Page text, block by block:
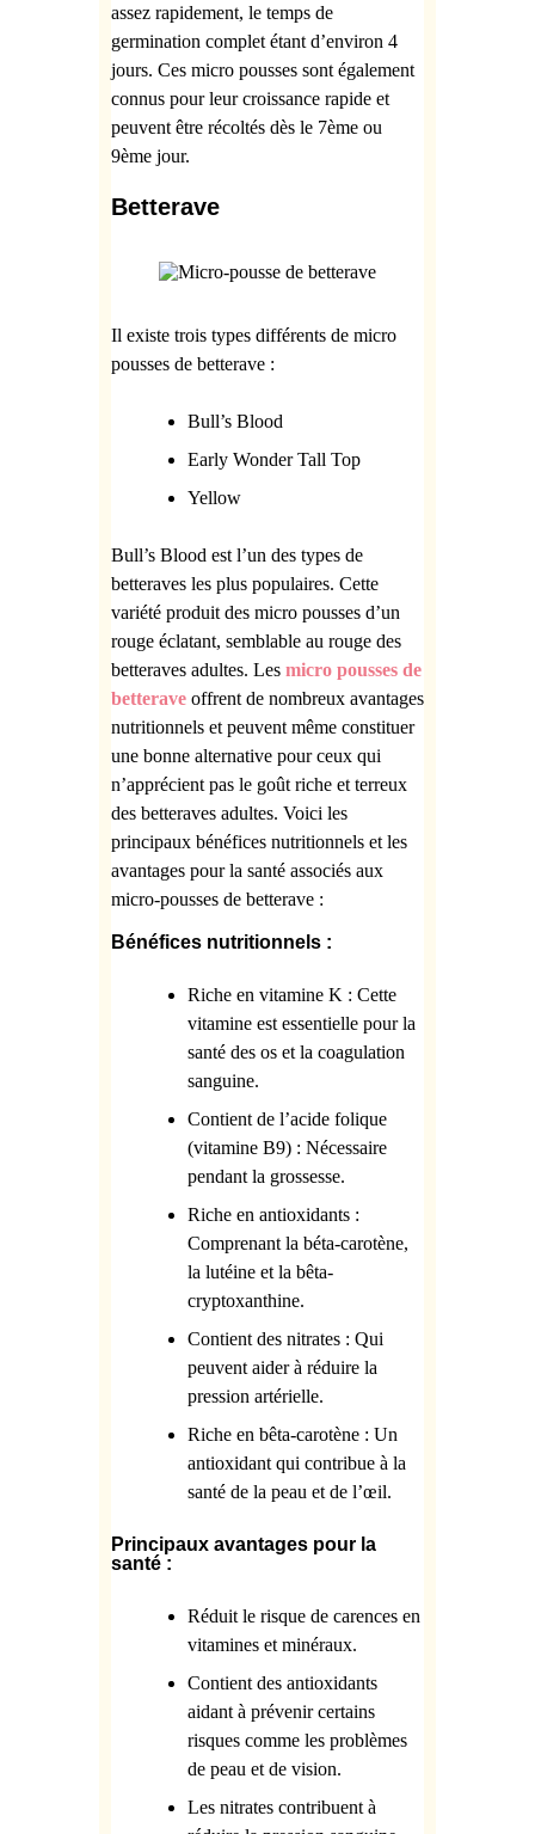
assez rapidement, le temps de
germination complet étant d’environ 4
jours. Ces micro pousses sont également
connus pour leur croissance rapide et
peuvent être récoltés dès le 7ème ou
9ème jour.
Betterave
Il existe trois types différents de micro
pousses de betterave :
Bull’s Blood
Early Wonder Tall Top
Yellow
Bull’s Blood est l’un des types de
betteraves les plus populaires. Cette
variété produit des micro pousses d’un
rouge éclatant, semblable au rouge des
betteraves adultes. Les micro pousses de
betterave offrent de nombreux avantages
nutritionnels et peuvent même constituer
une bonne alternative pour ceux qui
n’apprécient pas le goût riche et terreux
des betteraves adultes. Voici les
principaux bénéfices nutritionnels et les
avantages pour la santé associés aux
micro-pousses de betterave :
Bénéfices nutritionnels :
Riche en vitamine K : Cette
vitamine est essentielle pour la
santé des os et la coagulation
sanguine.
Contient de l’acide folique
(vitamine B9) : Nécessaire
pendant la grossesse.
Riche en antioxidants :
Comprenant la béta-carotène,
la lutéine et la bêta-
cryptoxanthine.
Contient des nitrates : Qui
peuvent aider à réduire la
pression artérielle.
Riche en bêta-carotène : Un
antioxidant qui contribue à la
santé de la peau et de l’œil.
Principaux avantages pour la
santé :
Réduit le risque de carences en
vitamines et minéraux.
Contient des antioxidants
aidant à prévenir certains
risques comme les problèmes
de peau et de vision.
Les nitrates contribuent à